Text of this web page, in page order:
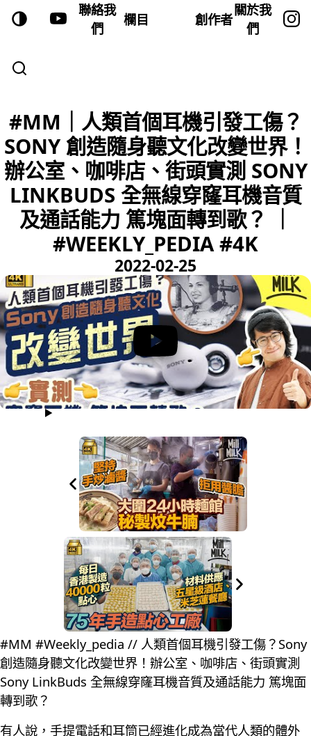
聯絡我
們
欄目 創作者
關於我
們
#MM｜人類首個耳機引發工傷？
SONY 創造隨身聽文化改變世界！
辦公室、咖啡店、街頭實測 SONY
LINKBUDS 全無線穿窿耳機音質
及通話能力 篤塊面轉到歌？ ｜
#WEEKLY_PEDIA #4K
2022-02-25
#MM #Weekly_pedia // 人類首個耳機引發工傷？Sony
創造隨身聽文化改變世界！辦公室、咖啡店、街頭實測
Sony LinkBuds 全無線穿窿耳機音質及通話能力 篤塊面
轉到歌？
有人說，手提電話和耳筒已經進化成為當代人類的體外